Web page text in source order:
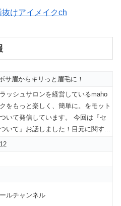
抜けアイメイクch
サ眉からキリっと眉毛に！
ッシュサロンを経営しているmaho
をもっと楽しく、簡単に。をモット
いて発信しています。 今回は『セ
いて』お話しました！目元に関す...
ルチャンネル